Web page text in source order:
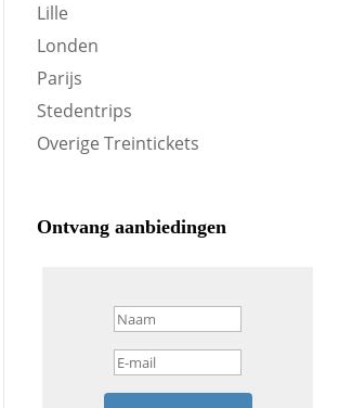
Lille
Londen
Parijs
Stedentrips
Overige Treintickets
Ontvang aanbiedingen